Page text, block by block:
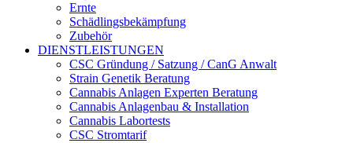
Ernte
Schädlingsbekämpfung
Zubehör
DIENSTLEISTUNGEN
CSC Gründung / Satzung / CanG Anwalt
Strain Genetik Beratung
Cannabis Anlagen Experten Beratung
Cannabis Anlagenbau & Installation
Cannabis Labortests
CSC Stromtarif